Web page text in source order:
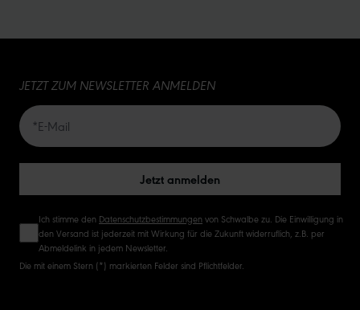
20
JETZT ZUM NEWSLETTER ANMELDEN
Jetzt anmelden
Ich stimme den Datenschutzbestimmungen von Schwalbe zu. Die Einwilligung in
den Versand ist jederzeit mit Wirkung für die Zukunft widerruflich, z.B. per
Abmeldelink in jedem Newsletter.
Die mit einem Stern (*) markierten Felder sind Pflichtfelder.